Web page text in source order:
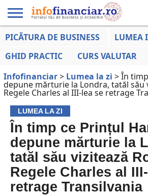
EDUCAȚIE
LA ZI
AFACERILOR
PICĂTURA DE BUSINESS
LUMEA
GHID PRACTIC
CURS VALUTAR
Infofinanciar> Lumea la zi >În
depune mărturie la Londra, tatăl său
Regele Charles al III-lea se retrage
LUMEA LA ZI
În timp ce Prințul
depune mărturie la
tatăl său vizitează
Regele Charles al
retrage Transilvania